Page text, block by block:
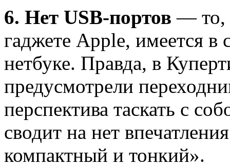
6. Нет USB-портов — то,
гаджете Apple, имеется
нетбуке. Правда, в
предусмотрели
перспектива таскать с
сводит на нет
компактный и тонкий».